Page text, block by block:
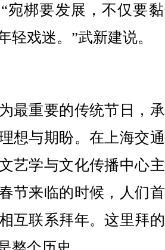
宛梆要发展，不仅要
轻戏迷。”武新建说。
重要的传统节日，
想与期盼。在上海交
艺学与文化传播中心
节来临的时候，人们
互联系拜年。这里拜